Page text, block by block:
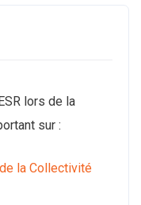
lors de la
sur :
la Collectivité